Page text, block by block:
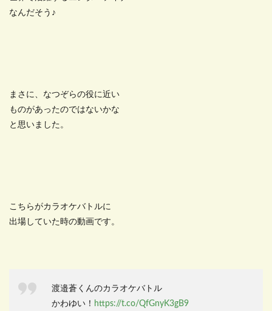
なんだそう♪
まさに、なつぞらの役に近い
ものがあったのではないかな
と思いました。
こちらがカラオケバトルに
出場していた時の動画です。
渡邉蒼くんのカラオケバトル
かわゆい！ https://t.co/QfGnyK3gB9